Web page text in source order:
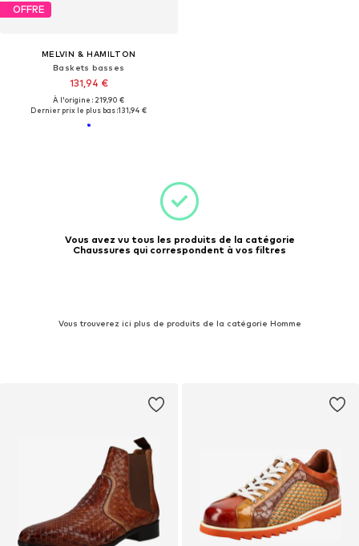
OFFRE
MELVIN & HAMILTON
Baskets basses
131,94 €
À l'origine : 219,90 €
Dernier prix le plus bas :131,94 €
Vous avez vu tous les produits de la catégorie
Chaussures qui correspondent à vos filtres
Vous trouverez ici plus de produits de la catégorie Homme